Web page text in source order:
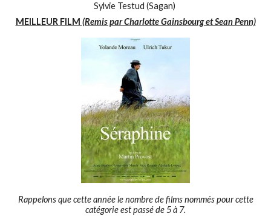
Sylvie Testud (Sagan)
MEILLEUR FILM (Remis par Charlotte Gainsbourg et Sean Penn)
Rappelons que cette année le nombre de films nommés pour cette
catégorie est passé de 5 à 7.